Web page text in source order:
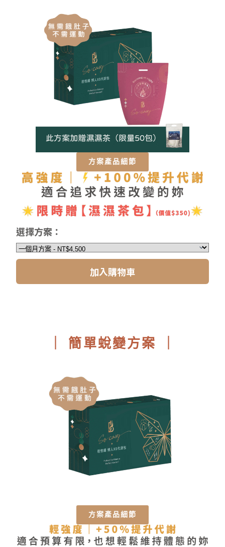
方案產品細節
選擇方案：
加入購物車
｜ 簡單蛻變方案 ｜
方案產品細節